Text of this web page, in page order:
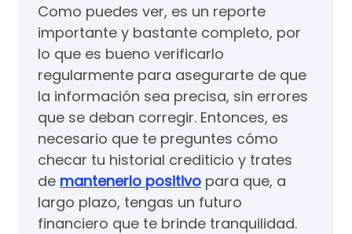
Como puedes ver, es un reporte
importante y bastante completo, por
lo que es bueno verificarlo
regularmente para asegurarte de que
la información sea precisa, sin errores
que se deban corregir. Entonces, es
necesario que te preguntes cómo
checar tu historial crediticio y trates
de mantenerlo positivo para que, a
largo plazo, tengas un futuro
financiero que te brinde tranquilidad.